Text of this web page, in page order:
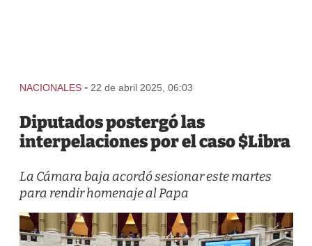
NACIONALES - 22 de abril 2025, 06:03
Diputados postergó las
interpelaciones por el caso $Libra
La Cámara baja acordó sesionar este martes
para rendir homenaje al Papa